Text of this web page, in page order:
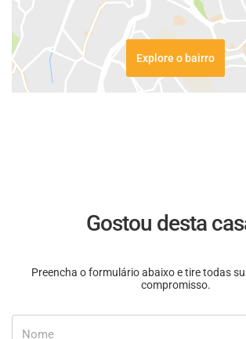
Explore o bairro
Gostou desta
Preencha o formulário abaixo e tire todas
compromisso.